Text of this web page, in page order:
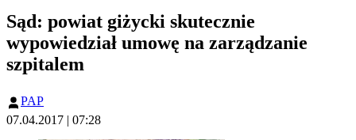
Sąd: powiat giżycki skutecznie
wypowiedział umowę na zarządzanie
szpitalem
PAP
07.04.2017 | 07:28